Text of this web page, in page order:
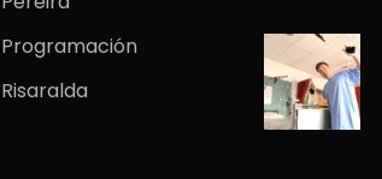
Programación
Risaralda